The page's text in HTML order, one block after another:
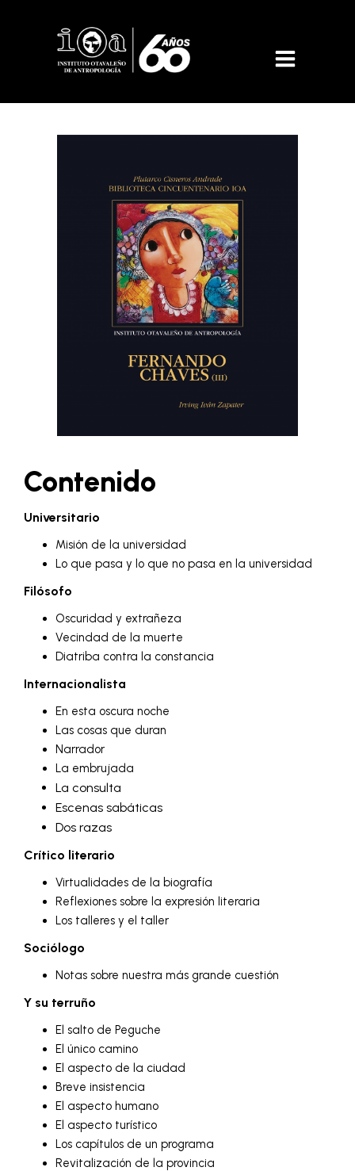
Contenido
Universitario
Misión de la universidad
Lo que pasa y lo que no pasa en la universidad
Filósofo
Oscuridad y extrañeza
Vecindad de la muerte
Diatriba contra la constancia
Internacionalista
En esta oscura noche
Las cosas que duran
Narrador
La embrujada
La consulta
Escenas sabáticas
Dos razas
Crítico literario
Virtualidades de la biografía
Reflexiones sobre la expresión literaria
Los talleres y el taller
Sociólogo
Notas sobre nuestra más grande cuestión
Y su terruño
El salto de Peguche
El único camino
El aspecto de la ciudad
Breve insistencia
El aspecto humano
El aspecto turístico
Los capítulos de un programa
Revitalización de la provincia